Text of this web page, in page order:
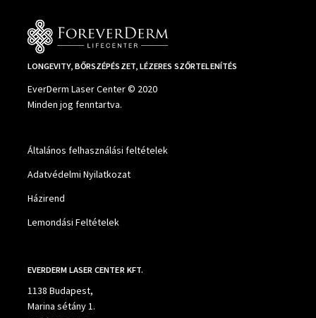
LONGEVITY, BŐRSZÉPÉSZET, LÉZERES SZŐRTELENÍTÉS
EverDerm Laser Center © 2020
Minden jog fenntartva.
Általános felhasználási feltételek
Adatvédelmi Nyilatkozat
Házirend
Lemondási Feltételek
EVERDERM LASER CENTER KFT.
1138 Budapest,
Marina sétány 1.